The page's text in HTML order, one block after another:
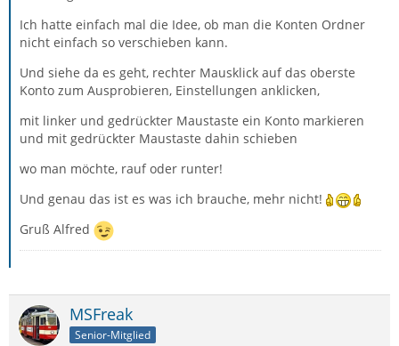
Ich hatte einfach mal die Idee, ob man die Konten Ordner
nicht einfach so verschieben kann.
Und siehe da es geht, rechter Mausklick auf das oberste
Konto zum Ausprobieren, Einstellungen anklicken,
mit linker und gedrückter Maustaste ein Konto markieren
und mit gedrückter Maustaste dahin schieben
wo man möchte, rauf oder runter!
Und genau das ist es was ich brauche, mehr nicht!
Gruß Alfred
MSFreak
Senior-Mitglied